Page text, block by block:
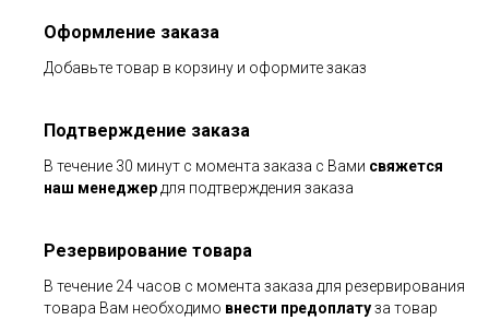
Оформление заказа
Добавьте товар в корзину и оформите заказ
Подтверждение заказа
В течение 30 минут с момента заказа с Вами свяжется
наш менеджердля подтверждения заказа
Резервирование товара
В течение 24 часов с момента заказа для резервирования
товара Вам необходимо внести предоплатуза товар